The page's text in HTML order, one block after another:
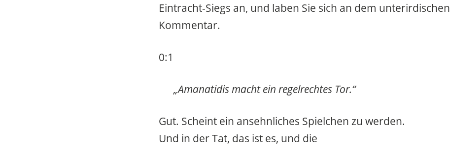
Eintracht-Siegs an, und laben Sie sich an dem unterirdischen
Kommentar.
0:1
„Amanatidis macht ein regelrechtes Tor.“
Gut. Scheint ein ansehnliches Spielchen zu werden.
Und in der Tat, das ist es, und die